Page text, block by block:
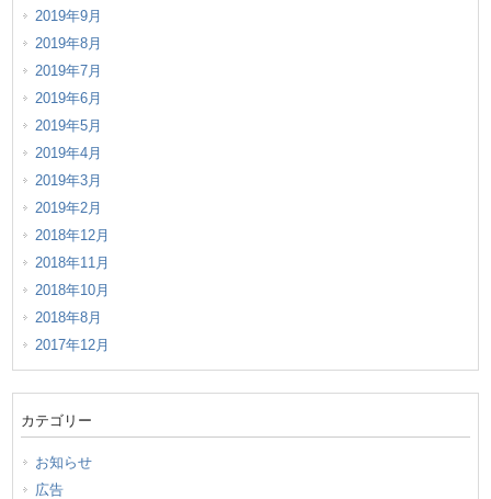
2019年9月
2019年8月
2019年7月
2019年6月
2019年5月
2019年4月
2019年3月
2019年2月
2018年12月
2018年11月
2018年10月
2018年8月
2017年12月
カテゴリー
お知らせ
広告